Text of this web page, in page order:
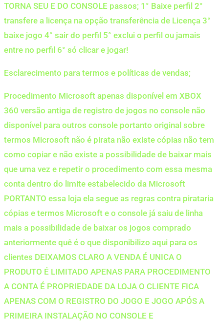
TORNA SEU E DO CONSOLE passos; 1° Baixe perfil 2°
transfere a licença na opção transferência de Licença 3°
baixe jogo 4° sair do perfil 5° exclui o perfil ou jamais
entre no perfil 6° só clicar e jogar!
Esclarecimento para termos e políticas de vendas;
Procedimento Microsoft apenas disponível em XBOX
360 versão antiga de registro de jogos no console não
disponível para outros console portanto original sobre
termos Microsoft não é pirata não existe cópias não tem
como copiar e não existe a possibilidade de baixar mais
que uma vez e repetir o procedimento com essa mesma
conta dentro do limite estabelecido da Microsoft
PORTANTO essa loja ela segue as regras contra pirataria
cópias e termos Microsoft e o console já saiu de linha
mais a possibilidade de baixar os jogos comprado
anteriormente quê é o que disponibilizo aqui para os
clientes DEIXAMOS CLARO A VENDA É UNICA O
PRODUTO É LIMITADO APENAS PARA PROCEDIMENTO
A CONTA É PROPRIEDADE DA LOJA O CLIENTE FICA
APENAS COM O REGISTRO DO JOGO E JOGO APÓS A
PRIMEIRA INSTALAÇÃO NO CONSOLE E